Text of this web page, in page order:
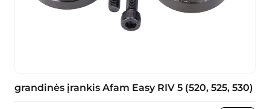
grandinės įrankis Afam Easy RIV 5 (520, 525, 530)